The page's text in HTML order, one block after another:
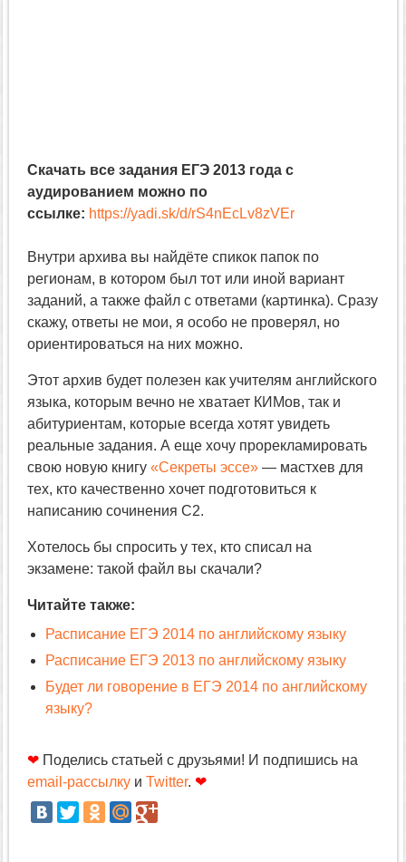
Скачать все задания ЕГЭ 2013 года с
аудированием можно по
ссылке: https://yadi.sk/d/rS4nEcLv8zVEr
Внутри архива вы найдёте спикок папок по
регионам, в котором был тот или иной вариант
заданий, а также файл с ответами (картинка). Сразу
скажу, ответы не мои, я особо не проверял, но
ориентироваться на них можно.
Этот архив будет полезен как учителям английского
языка, которым вечно не хватает КИМов, так и
абитуриентам, которые всегда хотят увидеть
реальные задания. А еще хочу прорекламировать
свою новую книгу «Секреты эссе» — мастхев для
тех, кто качественно хочет подготовиться к
написанию сочинения C2.
Хотелось бы спросить у тех, кто списал на
экзамене: такой файл вы скачали?
Читайте также:
Расписание ЕГЭ 2014 по английскому языку
Расписание ЕГЭ 2013 по английскому языку
Будет ли говорение в ЕГЭ 2014 по английскому
языку?
❤ Поделись статьей с друзьями! И подпишись на
email-рассылку и Twitter. ❤